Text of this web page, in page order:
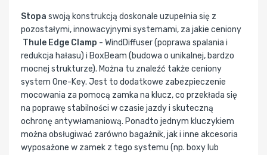
Stopa swoją konstrukcją doskonale uzupełnia się z
pozostałymi, innowacyjnymi systemami, za jakie ceniony
Thule Edge Clamp - WindDiffuser (poprawa spalania i
redukcja hałasu) i BoxBeam (budowa o unikalnej, bardzo
mocnej strukturze). Można tu znaleźć także ceniony
system One-Key. Jest to dodatkowe zabezpieczenie
mocowania za pomocą zamka na klucz, co przekłada się
na poprawę stabilności w czasie jazdy i skuteczną
ochronę antywłamaniową. Ponadto jednym kluczykiem
można obsługiwać zarówno bagażnik, jak i inne akcesoria
wyposażone w zamek z tego systemu (np. boxy lub